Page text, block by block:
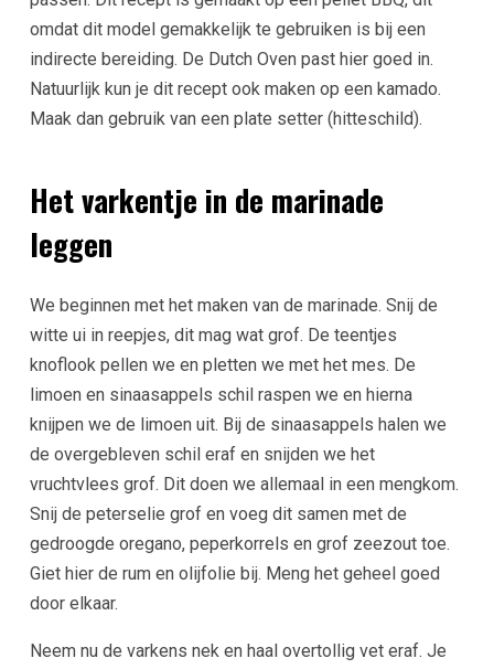
omdat dit model gemakkelijk te gebruiken is bij een
indirecte bereiding. De Dutch Oven past hier goed in.
Natuurlijk kun je dit recept ook maken op een kamado.
Maak dan gebruik van een plate setter (hitteschild).
Het varkentje in de marinade
leggen
We beginnen met het maken van de marinade. Snij de
witte ui in reepjes, dit mag wat grof. De teentjes
knoflook pellen we en pletten we met het mes. De
limoen en sinaasappels schil raspen we en hierna
knijpen we de limoen uit. Bij de sinaasappels halen we
de overgebleven schil eraf en snijden we het
vruchtvlees grof. Dit doen we allemaal in een mengkom.
Snij de peterselie grof en voeg dit samen met de
gedroogde oregano, peperkorrels en grof zeezout toe.
Giet hier de rum en olijfolie bij. Meng het geheel goed
door elkaar.
Neem nu de varkens nek en haal overtollig vet eraf. Je